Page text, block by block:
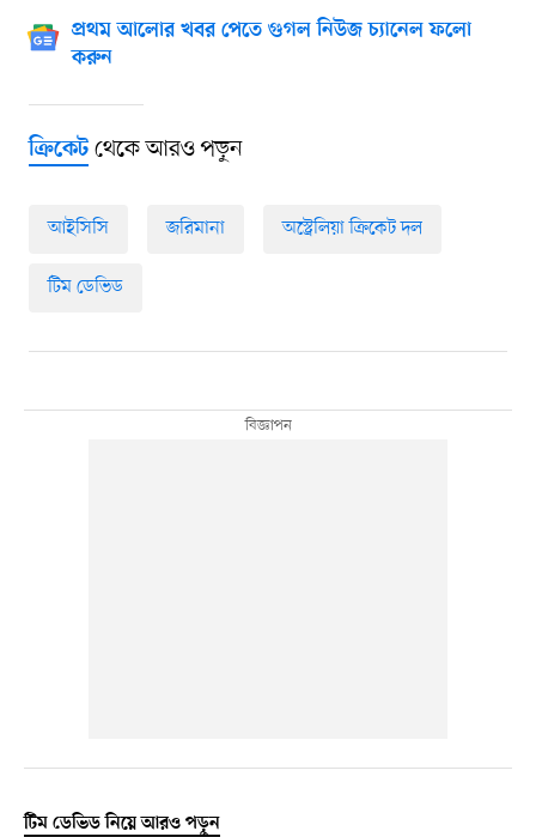
প্রথম আলোর খবর পেতে গুগল নিউজ চ্যানেল ফলো
করুন
ক্রিকেটথেকে আরও পড়ুন
আইসিসি জরিমানা অস্ট্রেলিয়া ক্রিকেট দল
টিম ডেভিড
টিম ডেভিড নিয়ে আরও পড়ুন